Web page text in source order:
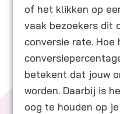
of het klikken op
vaak bezoekers dit
conversie rate. Hoe
betekent dat jouw
worden. Daarbij is
oog te houden op je